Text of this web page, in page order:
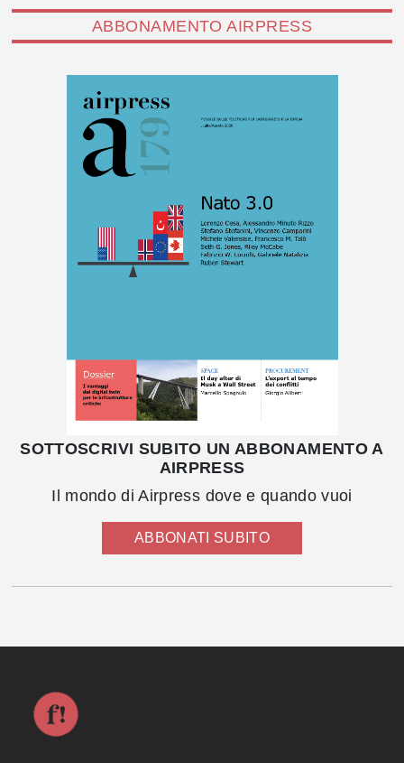
ABBONAMENTO AIRPRESS
SOTTOSCRIVI SUBITO UN ABBONAMENTO A
AIRPRESS
Il mondo di Airpress dove e quando vuoi
ABBONATI SUBITO